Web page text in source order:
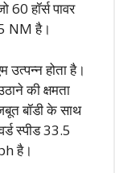
हॉर्स पावर
NM है।
होता है।
की क्षमता
बॉडी के साथ
स्पीड 33.5
है।